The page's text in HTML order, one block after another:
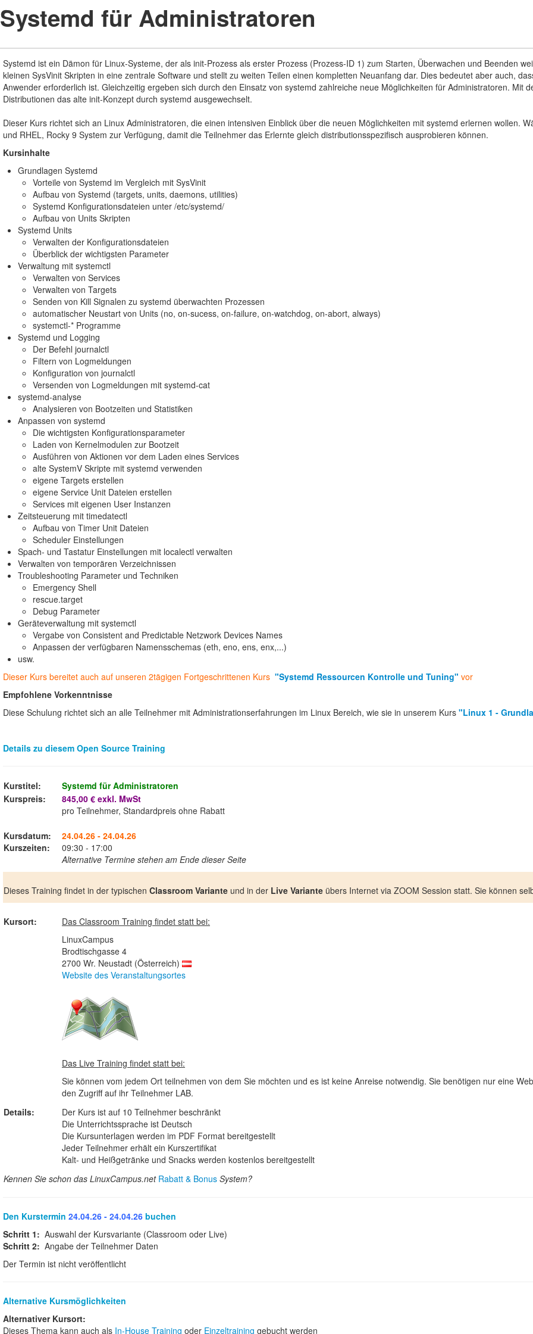
Systemd für Administratoren
Systemd ist ein Dämon für Linux-Systeme, der als init-Prozess als erster Prozess (Prozess-ID 1) zum Starten, Überwachen und Beenden
kleinen SysVinit Skripten in eine zentrale Software und stellt zu weiten Teilen einen kompletten Neuanfang dar. Dies bedeutet aber auch,
Anwender erforderlich ist. Gleichzeitig ergeben sich durch den Einsatz von systemd zahlreiche neue Möglichkeiten für Administratoren. Mit
Distributionen das alte init-Konzept durch systemd ausgewechselt.
Dieser Kurs richtet sich an Linux Administratoren, die einen intensiven Einblick über die neuen Möglichkeiten mit systemd erlernen wollen.
und RHEL, Rocky 9 System zur Verfügung, damit die Teilnehmer das Erlernte gleich distributionsspezifisch ausprobieren können.
Kursinhalte
Grundlagen Systemd
Vorteile von Systemd im Vergleich mit SysVinit
Aufbau von Systemd (targets, units, daemons, utilities)
Systemd Konfigurationsdateien unter /etc/systemd/
Aufbau von Units Skripten
Systemd Units
Verwalten der Konfigurationsdateien
Überblick der wichtigsten Parameter
Verwaltung mit systemctl
Verwalten von Services
Verwalten von Targets
Senden von Kill Signalen zu systemd überwachten Prozessen
automatischer Neustart von Units (no, on-sucess, on-failure, on-watchdog, on-abort, always)
systemctl-* Programme
Systemd und Logging
Der Befehl journalctl
Filtern von Logmeldungen
Konfiguration von journalctl
Versenden von Logmeldungen mit systemd-cat
systemd-analyse
Analysieren von Bootzeiten und Statistiken
Anpassen von systemd
Die wichtigsten Konfigurationsparameter
Laden von Kernelmodulen zur Bootzeit
Ausführen von Aktionen vor dem Laden eines Services
alte SystemV Skripte mit systemd verwenden
eigene Targets erstellen
eigene Service Unit Dateien erstellen
Services mit eigenen User Instanzen
Zeitsteuerung mit timedatectl
Aufbau von Timer Unit Dateien
Scheduler Einstellungen
Spach- und Tastatur Einstellungen mit localectl verwalten
Verwalten von temporären Verzeichnissen
Troubleshooting Parameter und Techniken
Emergency Shell
rescue.target
Debug Parameter
Geräteverwaltung mit systemctl
Vergabe von Consistent and Predictable Netzwork Devices Names
Anpassen der verfügbaren Namensschemas (eth, eno, ens, enx,...)
usw.
Dieser Kurs bereitet auch auf unseren 2tägigen Fortgeschrittenen Kurs "Systemd Ressourcen Kontrolle und Tuning" vor
Empfohlene Vorkenntnisse
Diese Schulung richtet sich an alle Teilnehmer mit Administrationserfahrungen im Linux Bereich, wie sie in unserem Kurs "Linux 1 -
Details zu diesem Open Source Training
Kurstitel:
Systemd für Administratoren
Kurspreis:
845,00 € exkl. MwSt
pro Teilnehmer, Standardpreis ohne Rabatt
Kursdatum:
Kurszeiten:
24.04.26 - 24.04.26
09:30 - 17:00
Alternative Termine stehen am Ende dieser Seite
Dieses Training findet in der typischen Classroom Variante und in der Live Variante übers Internet via ZOOM Session statt. Sie können
Kursort:
Das Classroom Training findet statt bei:
LinuxCampus
Brodtischgasse 4
2700 Wr. Neustadt (Österreich)
Website des Veranstaltungsortes
Das Live Training findet statt bei:
Sie können vom jedem Ort teilnehmen von dem Sie möchten und es ist keine Anreise notwendig. Sie benötigen nur eine
den Zugriff auf ihr Teilnehmer LAB.
Details:
Der Kurs ist auf 10 Teilnehmer beschränkt
Die Unterrichtssprache ist Deutsch
Die Kursunterlagen werden im PDF Format bereitgestellt
Jeder Teilnehmer erhält ein Kurszertifikat
Kalt- und Heißgetränke und Snacks werden kostenlos bereitgestellt
Kennen Sie schon das LinuxCampus.net Rabatt & Bonus System?
Den Kurstermin 24.04.26 - 24.04.26 buchen
Schritt 1: Auswahl der Kursvariante (Classroom oder Live)
Schritt 2: Angabe der Teilnehmer Daten
Der Termin ist nicht veröffentlicht
Alternative Kursmöglichkeiten
Alternativer Kursort:
Dieses Thema kann auch als In-House Training oder Einzeltraining gebucht werden